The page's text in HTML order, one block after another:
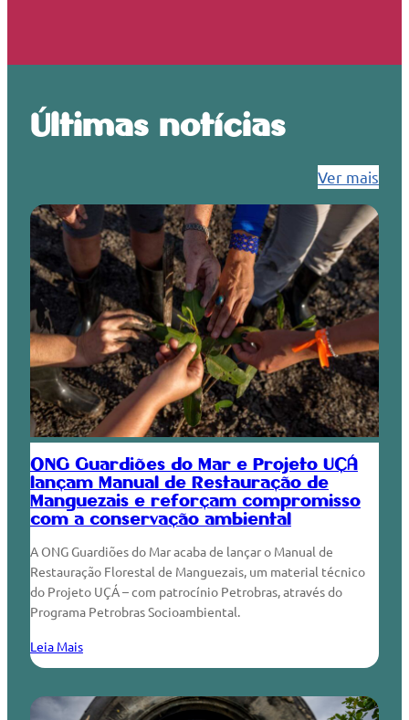
Últimas notícias
Ver mais
ONG Guardiões do Mar e Projeto UÇÁ
lançam Manual de Restauração de
Manguezais e reforçam compromisso
com a conservação ambiental
A ONG Guardiões do Mar acaba de lançar o Manual de
Restauração Florestal de Manguezais, um material técnico
do Projeto UÇÁ – com patrocínio Petrobras, através do
Programa Petrobras Socioambiental.
Leia Mais